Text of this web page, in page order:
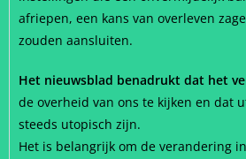
afriepen, een kans van overleven
zouden aansluiten.
Het nieuwsblad benadrukt dat het
de overheid van ons te kijken en dat
steeds utopisch zijn.
Het is belangrijk om de verandering